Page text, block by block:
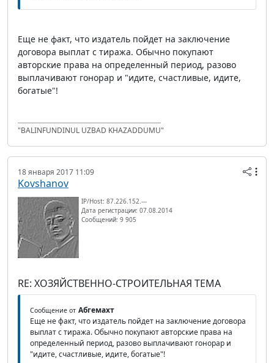
Еще не факт, что издатель пойдет на заключение
договора выплат с тиража. Обычно покупают
авторские права на определенный период, разово
выплачивают гонорар и "идите, счастливые, идите,
богатые"!
"BALINFUNDINUL UZBAD KHAZADDUMU"
18 января 2017 11:09
Kovshanov
IP/Host: 87.226.152.---
Дата регистрации: 07.08.2014
Сообщений: 9 905
RE: ХОЗЯЙСТВЕННО-СТРОИТЕЛЬНАЯ ТЕМА
Сообщение от Абгемахт
Еще не факт, что издатель пойдет на заключение договора
выплат с тиража. Обычно покупают авторские права на
определенный период, разово выплачивают гонорар и
"идите, счастливые, идите, богатые"!